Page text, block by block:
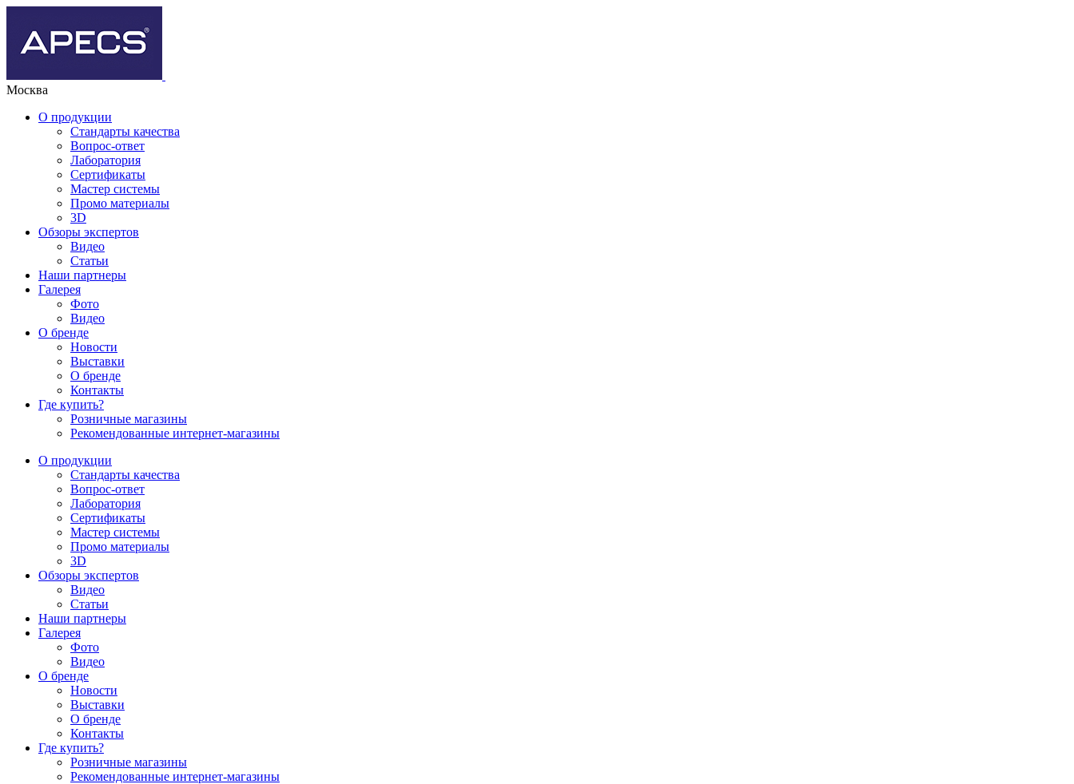
Москва
О продукции
Стандарты качества
Вопрос-ответ
Лаборатория
Сертификаты
Мастер системы
Промо материалы
3D
Обзоры экспертов
Видео
Статьи
Наши партнеры
Галерея
Фото
Видео
О бренде
Новости
Выставки
О бренде
Контакты
Где купить?
Розничные магазины
Рекомендованные интернет-магазины
О продукции
Стандарты качества
Вопрос-ответ
Лаборатория
Сертификаты
Мастер системы
Промо материалы
3D
Обзоры экспертов
Видео
Статьи
Наши партнеры
Галерея
Фото
Видео
О бренде
Новости
Выставки
О бренде
Контакты
Где купить?
Розничные магазины
Рекомендованные интернет-магазины